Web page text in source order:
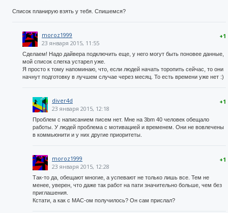
Список планирую взять у тебя. Спишемся?
+1
moroz1999
23 января 2015, 11:55
Сделаем! Надо дайвера подключить еще, у него могут быть поновее данные,
мой список слегка устарел уже.
Я просто к тому напоминаю, что, если людей начать торопить сейчас, то они
начнут подготовку в лучшем случае через месяц. То есть времени уже нет :)
+1
diver4d
23 января 2015, 12:18
Проблем с написанием писем нет. Мне на 3bm 40 человек обещало
работы. У людей проблема с мотивацией и временем. Они не вовлечены
в коммьюнити и у них другие приоритеты.
+1
moroz1999
23 января 2015, 12:28
Так-то да, обещают многие, а успевают не только лишь все. Тем не
менее, уверен, что даже так работ на пати значительно больше, чем без
приглашения.
Кстати, а как с MAC-ом получилось? Он сам прислал?